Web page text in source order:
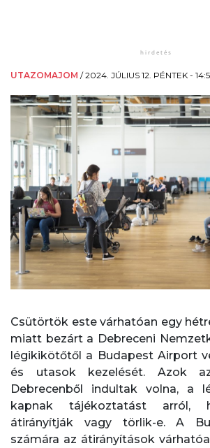
UTAZOMAJOM /2024. JÚLIUS 12. PÉNTEK -
Csütörtök este várhatóan egy
miatt bezárt a Debreceni
légikikötőtől a Budapest Airport
és utasok kezelését. Azok
Debrecenből indultak volna, a
kapnak tájékoztatást arról,
átirányítják vagy törlik-e. A
számára az átirányítások